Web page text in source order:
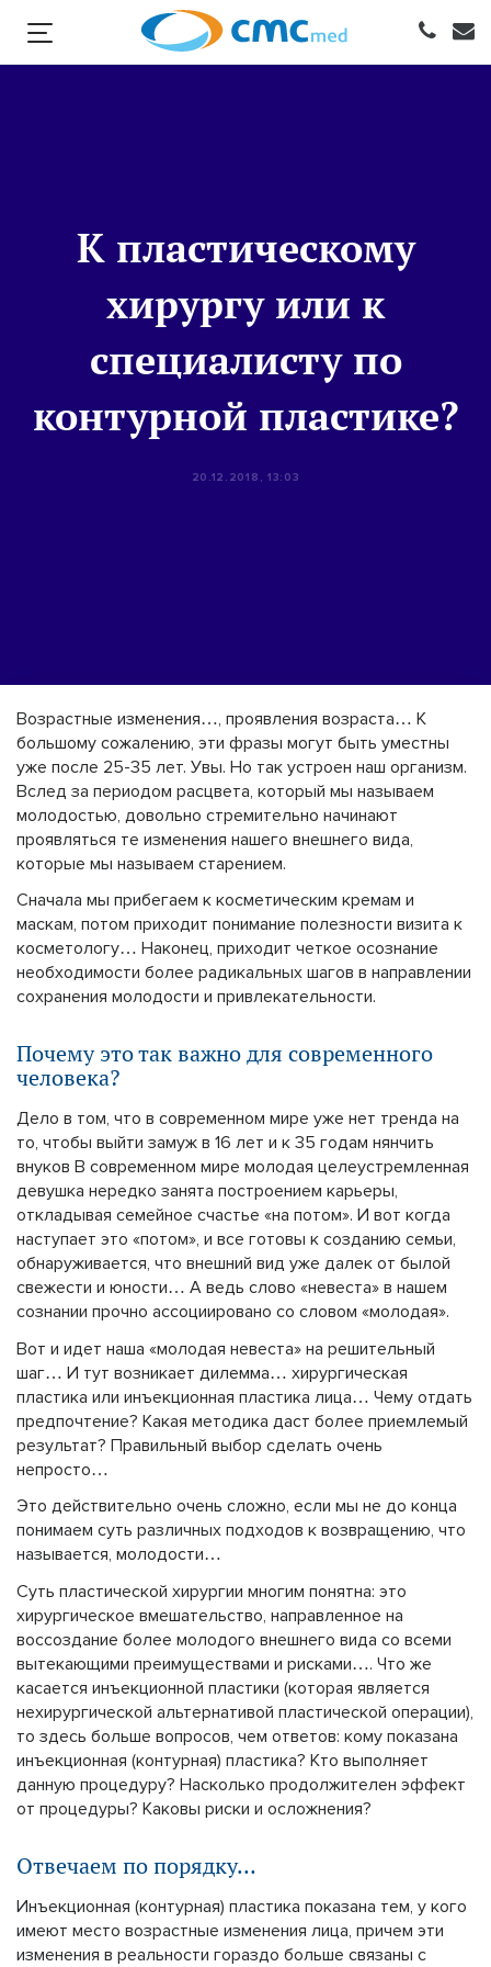
К пластическому
хирургу или к
специалисту по
контурной пластике?
20.12.2018, 13:03
Возрастные изменения…, проявления возраста… К
большому сожалению, эти фразы могут быть уместны
уже после 25-35 лет. Увы. Но так устроен наш организм.
Вслед за периодом расцвета, который мы называем
молодостью, довольно стремительно начинают
проявляться те изменения нашего внешнего вида,
которые мы называем старением.
Сначала мы прибегаем к косметическим кремам и
маскам, потом приходит понимание полезности визита к
косметологу… Наконец, приходит четкое осознание
необходимости более радикальных шагов в направлении
сохранения молодости и привлекательности.
Почему это так важно для современного
человека?
Дело в том, что в современном мире уже нет тренда на
то, чтобы выйти замуж в 16 лет и к 35 годам нянчить
внуков В современном мире молодая целеустремленная
девушка нередко занята построением карьеры,
откладывая семейное счастье «на потом». И вот когда
наступает это «потом», и все готовы к созданию семьи,
обнаруживается, что внешний вид уже далек от былой
свежести и юности… А ведь слово «невеста» в нашем
сознании прочно ассоциировано со словом «молодая».
Вот и идет наша «молодая невеста» на решительный
шаг… И тут возникает дилемма… хирургическая
пластика или инъекционная пластика лица… Чему отдать
предпочтение? Какая методика даст более приемлемый
результат? Правильный выбор сделать очень
непросто…
Это действительно очень сложно, если мы не до конца
понимаем суть различных подходов к возвращению, что
называется, молодости…
Суть пластической хирургии многим понятна: это
хирургическое вмешательство, направленное на
воссоздание более молодого внешнего вида со всеми
вытекающими преимуществами и рисками…. Что же
касается инъекционной пластики (которая является
нехирургической альтернативой пластической операции),
то здесь больше вопросов, чем ответов: кому показана
инъекционная (контурная) пластика? Кто выполняет
данную процедуру? Насколько продолжителен эффект
от процедуры? Каковы риски и осложнения?
Отвечаем по порядку…
Инъекционная (контурная) пластика показана тем, у кого
имеют место возрастные изменения лица, причем эти
изменения в реальности гораздо больше связаны с